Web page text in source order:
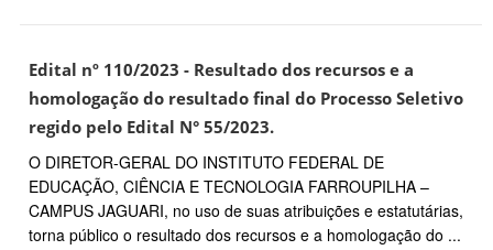
Edital nº 110/2023 - Resultado dos recursos e a
homologação do resultado final do Processo Seletivo
regido pelo Edital N° 55/2023.
O DIRETOR-GERAL DO INSTITUTO FEDERAL DE
EDUCAÇÃO, CIÊNCIA E TECNOLOGIA FARROUPILHA –
CAMPUS JAGUARI, no uso de suas atribuições e estatutárias,
torna público o resultado dos recursos e a homologação do ...